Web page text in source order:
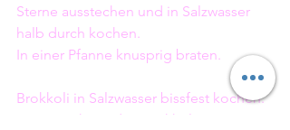
Sterne ausstechen und in Salzwasser
halb durch kochen.
In einer Pfanne knusprig braten.
Brokkoli in Salzwasser bissfest kochen.
Wer mag kann den Brokkoli mit Butter